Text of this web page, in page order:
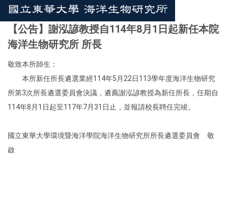
【公告】謝泓諺教授自114年8月1日起新任本院
海洋生物研究所 所長
敬致本所師生：
本所新任所長遴選業經114年5月22日113學年度海洋生物研究
所第3次所長遴選委員會決議，遴薦謝泓諺教授為新任所長，任期自
114年8月1日起至117年7月31日止，並報請校長聘任完竣。
國立東華大學環境暨海洋學院海洋生物研究所所長遴選委員會 敬
啟